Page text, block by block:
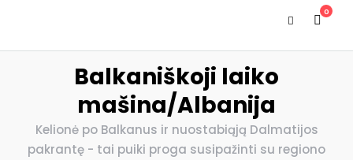
0
Balkaniškoji laiko
mašina/Albanija
Kelionė po Balkanus ir nuostabiąją Dalmatijos
pakrantę - tai puiki proga susipažinti su regiono